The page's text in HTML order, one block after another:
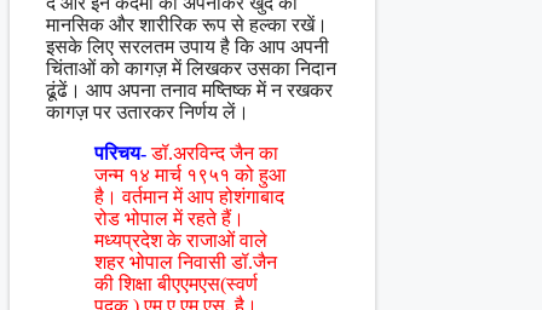
मानसिक और शारीरिक रूप से हल्का रखें।
इसके लिए सरलतम उपाय है कि आप अपनी
चिंताओं को कागज़ में लिखकर उसका निदान
ढूंढें। आप अपना तनाव मष्तिष्क में न रखकर
कागज़ पर उतारकर निर्णय लें।
परिचय-डॉ.अरविन्द जैन का
जन्म १४ मार्च १९५१ को हुआ
है। वर्तमान में आप होशंगाबाद
रोड भोपाल में रहते हैं।
मध्यप्रदेश के राजाओं वाले
शहर भोपाल निवासी डॉ.जैन
की शिक्षा बीएएमएस(स्वर्ण